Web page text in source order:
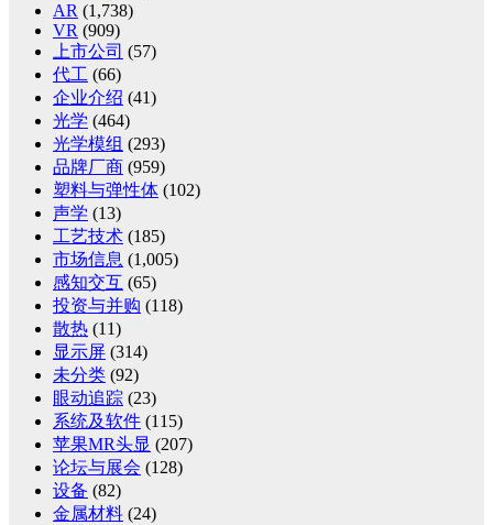
AR (1,738)
VR (909)
上市公司 (57)
代工 (66)
企业介绍 (41)
光学 (464)
光学模组 (293)
品牌厂商 (959)
塑料与弹性体 (102)
声学 (13)
工艺技术 (185)
市场信息 (1,005)
感知交互 (65)
投资与并购 (118)
散热 (11)
显示屏 (314)
未分类 (92)
眼动追踪 (23)
系统及软件 (115)
苹果MR头显 (207)
论坛与展会 (128)
设备 (82)
金属材料 (24)